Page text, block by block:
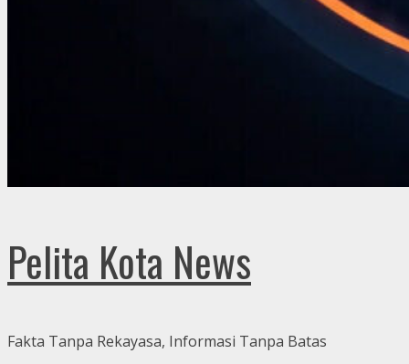
Pelita Kota News
Fakta Tanpa Rekayasa, Informasi Tanpa Batas